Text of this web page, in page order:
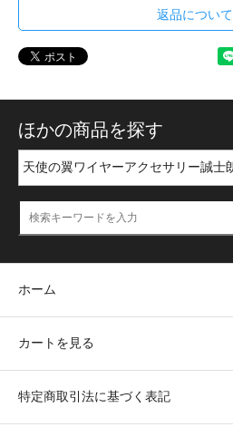
返品について
ほかの商品を探す
ホーム
カートを見る
特定商取引法に基づく表記